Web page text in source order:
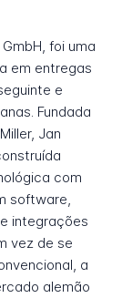
foi uma
em entregas
e
Fundada
Jan
com
software,
integrações
vez de se
a
alemão